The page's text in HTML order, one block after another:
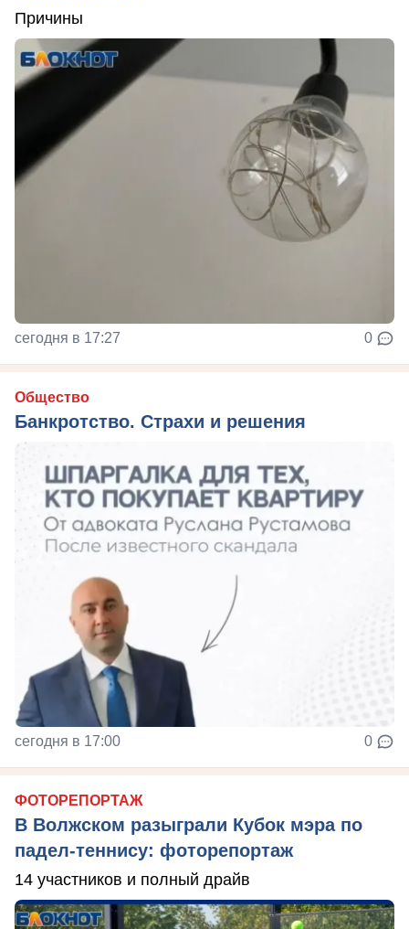
Причины
сегодня в 17:27 0
Общество
Банкротство. Страхи и решения
сегодня в 17:00 0
ФОТОРЕПОРТАЖ
В Волжском разыграли Кубок мэра по
падел-теннису: фоторепортаж
14 участников и полный драйв